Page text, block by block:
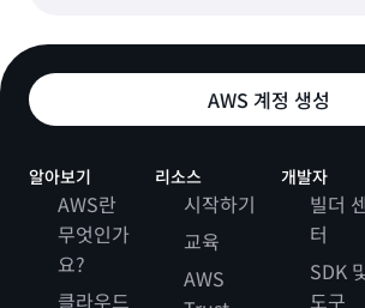
AWS 계정 생성
알아보기
AWS란
무엇인가
요?
클라우드
리소스
시작하기
교육
AWS
개발자
빌더 센
터
SDK
도구